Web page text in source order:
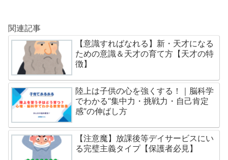
関連記事
【意識すればなれる】新・天才になる
ための意識＆天才の育て方【天才の特
徴】
陸上は子供の心を強くする！｜脳科学
でわかる“集中力・挑戦力・自己肯定
感”の伸ばし方
【注意魔】放課後等デイサービスにい
る完璧主義タイプ【保護者必見】